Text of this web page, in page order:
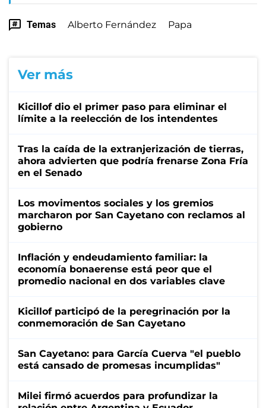
Temas Alberto Fernández Papa
Ver más
Kicillof dio el primer paso para eliminar el
límite a la reelección de los intendentes
Tras la caída de la extranjerización de tierras,
ahora advierten que podría frenarse Zona Fría
en el Senado
Los movimentos sociales y los gremios
marcharon por San Cayetano con reclamos al
gobierno
Inflación y endeudamiento familiar: la
economía bonaerense está peor que el
promedio nacional en dos variables clave
Kicillof participó de la peregrinación por la
conmemoración de San Cayetano
San Cayetano: para García Cuerva "el pueblo
está cansado de promesas incumplidas"
Milei firmó acuerdos para profundizar la